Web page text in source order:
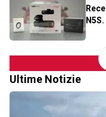
Ultime Notizie